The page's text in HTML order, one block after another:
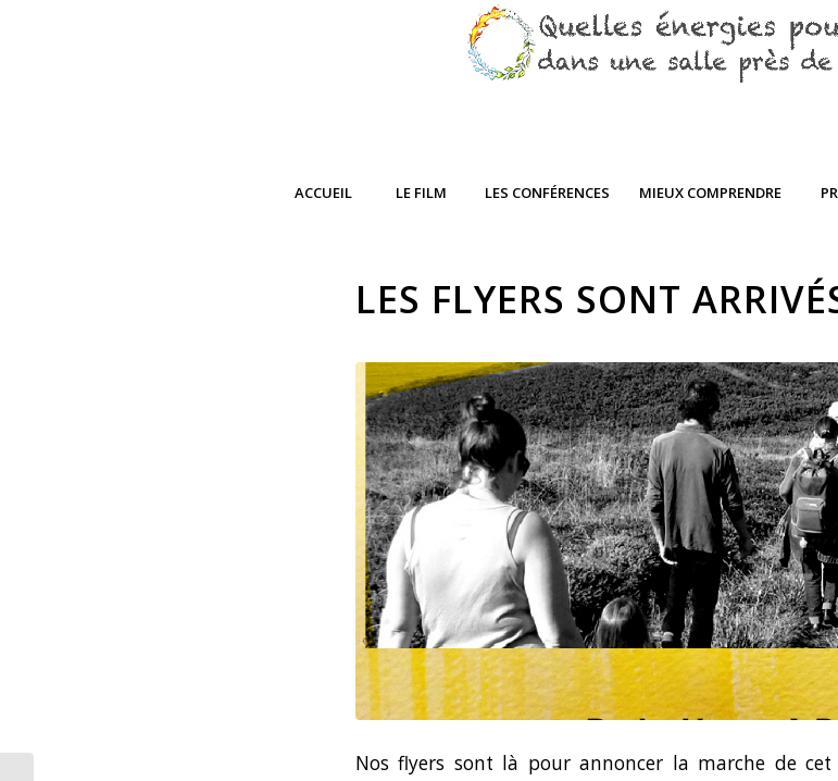
ACCUEIL LE FILM LES CONFÉRENCES MIEUX COMPRENDRE
LES FLYERS SONT
Nos flyers sont là pour annoncer la marche de cet